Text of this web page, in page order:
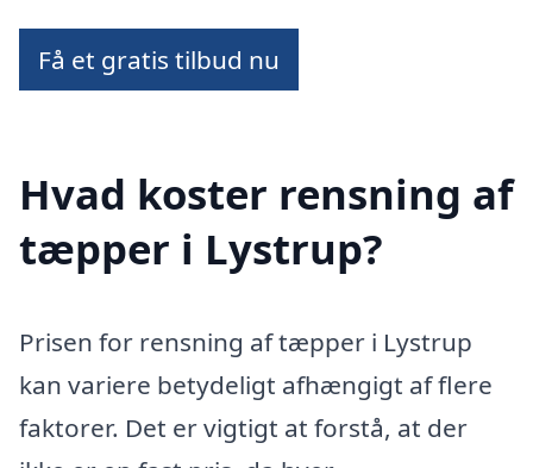
Få et gratis tilbud nu
Hvad koster rensning af
tæpper i Lystrup?
Prisen for rensning af tæpper i Lystrup
kan variere betydeligt afhængigt af flere
faktorer. Det er vigtigt at forstå, at der